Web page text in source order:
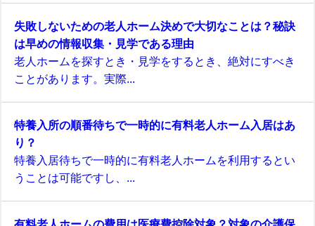
失敗しないための老人ホーム決めで大切なことは？秘訣
は早めの情報収集・見学である理由
老人ホームを探すとき・見学をするとき、絶対にすべき
ことがあります。実際...
特養入所の順番待ちで一時的に有料老人ホーム入居はあ
り？
特養入居待ちで一時的に有料老人ホームを利用するとい
うことは可能ですし、...